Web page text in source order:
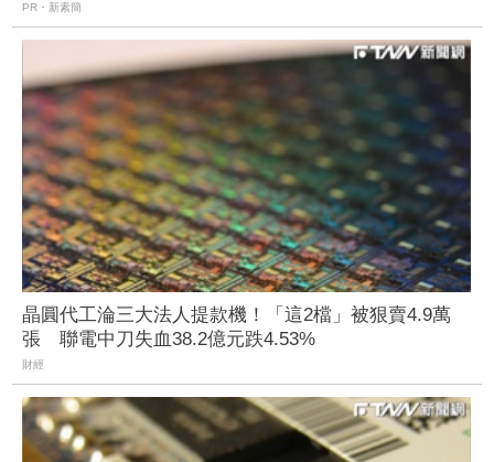
PR・新素簡
晶圓代工淪三大法人提款機！「這2檔」被狠賣4.9萬
張 聯電中刀失血38.2億元跌4.53%
財經